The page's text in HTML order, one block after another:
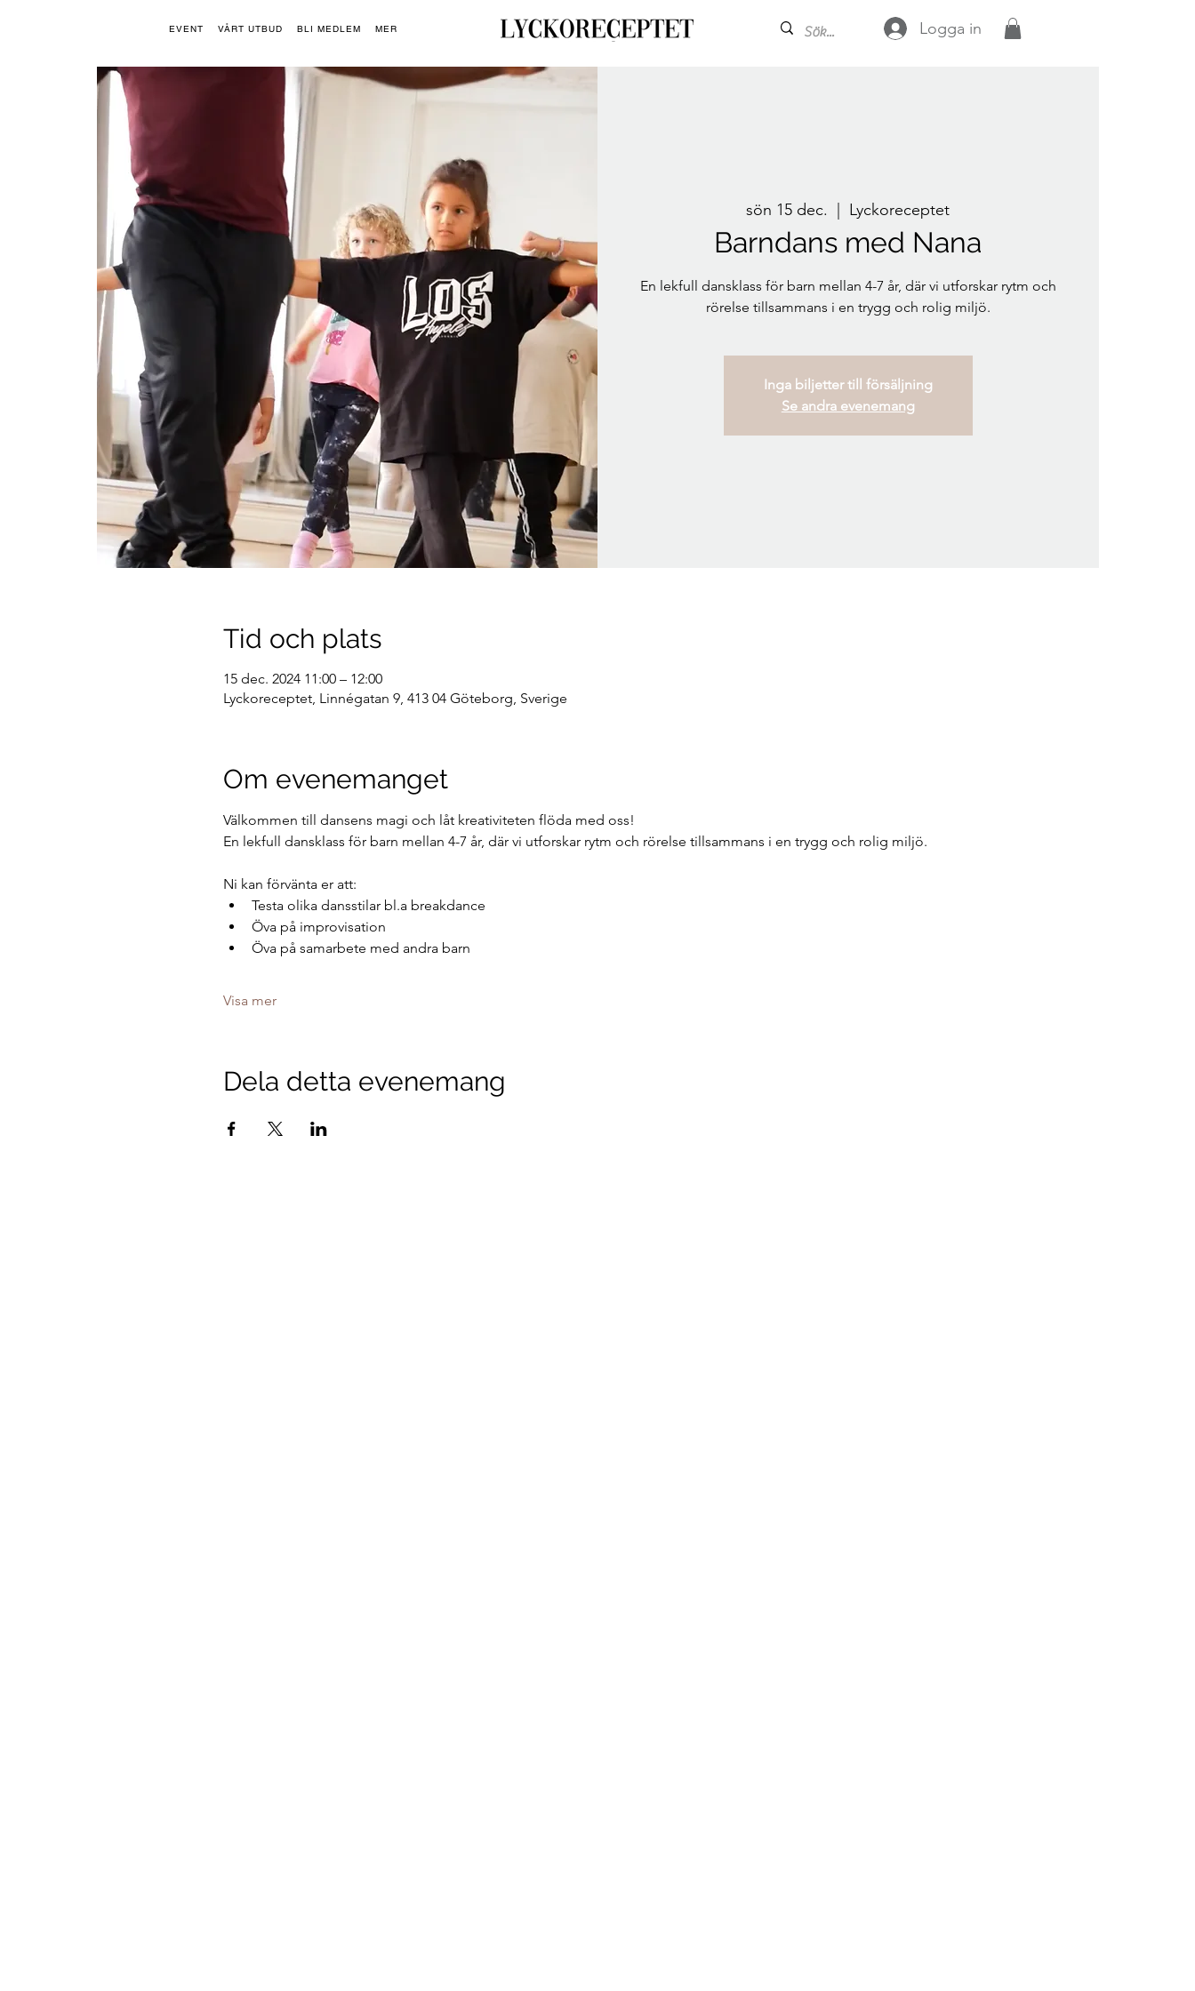
EVENT VÅRT UTBUD BLI MEDLEM MER Logga in
sön 15 dec. Lyckoreceptet
Barndans med Nana
En lekfull dansklass för barn mellan 4-7 år, där vi utforskar rytm och
rörelse tillsammans i en trygg och rolig miljö.
Inga biljetter till försäljning
Se andra evenemang
Tid och plats
15 dec. 2024 11:00 – 12:00
Lyckoreceptet, Linnégatan 9, 413 04 Göteborg, Sverige
Om evenemanget
Välkommen till dansens magi och låt kreativiteten flöda med oss!
En lekfull dansklass för barn mellan 4-7 år, där vi utforskar rytm och rörelse tillsammans i en trygg och rolig miljö.
Ni kan förvänta er att:
Testa olika dansstilar bl.a breakdance
Öva på improvisation
Öva på samarbete med andra barn
Visa mer
Dela detta evenemang